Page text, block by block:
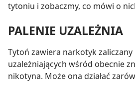
tytoniu i zobaczmy, co mówi o
PALENIE UZALEŻNIA
Tytoń zawiera narkotyk
uzależniających wśród obecnie
nikotyna. Może ona działać